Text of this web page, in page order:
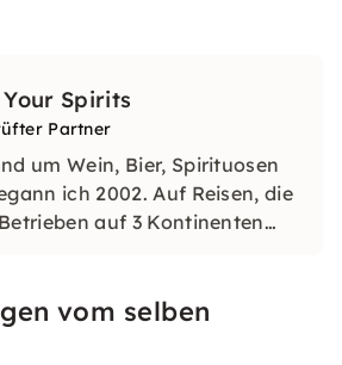
Spirits
Partner
um Wein, Bier, Spirituosen
ich 2002. Auf Reisen, die
auf 3 Kontinenten
einigen Jahren bin ich als
vom selben